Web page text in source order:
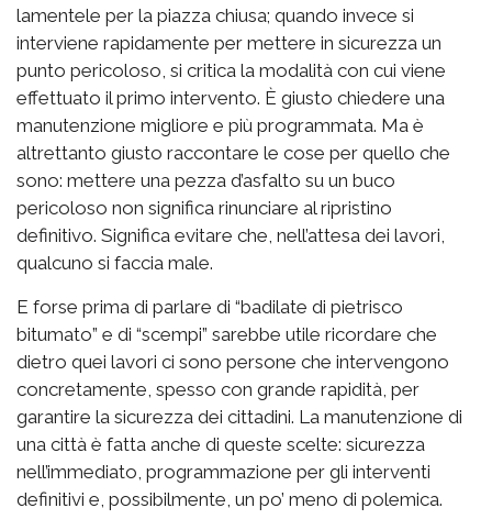
lamentele per la piazza chiusa; quando invece si
interviene rapidamente per mettere in sicurezza un
punto pericoloso, si critica la modalità con cui viene
effettuato il primo intervento. È giusto chiedere una
manutenzione migliore e più programmata. Ma è
altrettanto giusto raccontare le cose per quello che
sono: mettere una pezza d’asfalto su un buco
pericoloso non significa rinunciare al ripristino
definitivo. Significa evitare che, nell’attesa dei lavori,
qualcuno si faccia male.
E forse prima di parlare di “badilate di pietrisco
bitumato” e di “scempi” sarebbe utile ricordare che
dietro quei lavori ci sono persone che intervengono
concretamente, spesso con grande rapidità, per
garantire la sicurezza dei cittadini. La manutenzione di
una città è fatta anche di queste scelte: sicurezza
nell’immediato, programmazione per gli interventi
definitivi e, possibilmente, un po’ meno di polemica.